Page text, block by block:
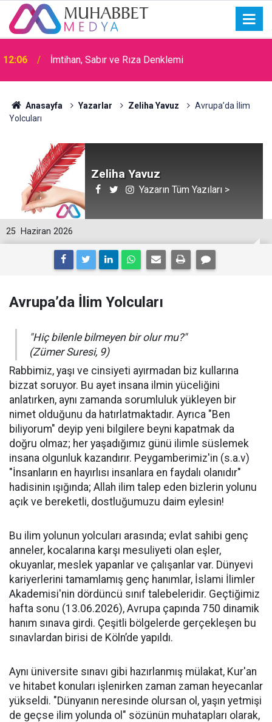
15:30 Okullarda Cami Açılması Laikliğe Aykırıymış!
Anasayfa Yazarlar Zeliha Yavuz
Avrupa’da İlim
Yolcuları
Zeliha Yavuz
Yazarın Tüm Yazıları >
25 Haziran 2026
Avrupa’da İlim Yolcuları
"Hiç bilenle bilmeyen bir olur mu?"
(Zümer Suresi, 9)
​Rabbimiz, yaşı ve cinsiyeti ayırmadan biz kullarına
bizzat soruyor. Bu ayet insana ilmin yüceliğini
anlatırken, aynı zamanda sorumluluk yükleyen bir
nimet olduğunu da hatırlatmaktadır. Ayrıca "Ben
biliyorum" deyip yeni bilgilere beyni kapatmak da
doğru olmaz; her yaşadığımız günü ilimle süslemek
insana olgunluk kazandırır. Peygamberimiz'in (s.a.v)
"İnsanların en hayırlısı insanlara en faydalı olanıdır"
hadisinin ışığında; Allah ilim talep eden bizlerin yolunu
açık ve bereketli, dostluğumuzu daim eylesin!
​Bu ilim yolunun yolcuları arasında; evlat sahibi genç
anneler, kocalarına karşı mesuliyeti olan eşler,
okuyanlar, meslek yapanlar ve çalışanlar var. Dünyevi
kariyerlerini tamamlamış genç hanımlar, İslami İlimler
Akademisi'nin dördüncü sınıf talebeleridir. Geçtiğimiz
hafta sonu (13.06.2026), Avrupa çapında 750 dinamik
hanım sınava girdi. Çeşitli bölgelerde gerçekleşen bu
sınavlardan birisi de Köln’de yapıldı.
​Aynı üniversite sınavı gibi hazırlanmış mülakat, Kur'an
ve hitabet konuları işlenirken zaman zaman heyecanlar
yükseldi. "Dünyanın neresinde olursan ol, yaşın yetmişi
de geçse ilim yolunda ol" sözünün muhatapları olarak,